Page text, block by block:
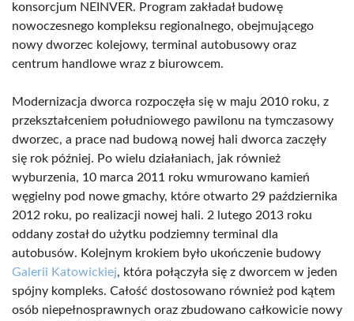
konsorcjum NEINVER. Program zakładał budowę
nowoczesnego kompleksu regionalnego, obejmującego
nowy dworzec kolejowy, terminal autobusowy oraz
centrum handlowe wraz z biurowcem.
Modernizacja dworca rozpoczęła się w maju 2010 roku, z
przekształceniem południowego pawilonu na tymczasowy
dworzec, a prace nad budową nowej hali dworca zaczęły
się rok później. Po wielu działaniach, jak również
wyburzenia, 10 marca 2011 roku wmurowano kamień
węgielny pod nowe gmachy, które otwarto 29 października
2012 roku, po realizacji nowej hali. 2 lutego 2013 roku
oddany został do użytku podziemny terminal dla
autobusów. Kolejnym krokiem było ukończenie budowy
Galerii Katowickiej, która połączyła się z dworcem w jeden
spójny kompleks. Całość dostosowano również pod kątem
osób niepełnosprawnych oraz zbudowano całkowicie nowy